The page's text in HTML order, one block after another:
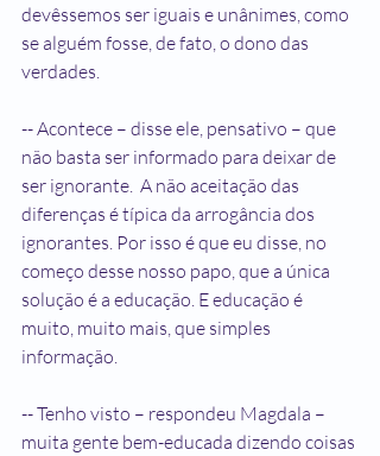
devêssemos ser iguais e unânimes, como
se alguém fosse, de fato, o dono das
verdades.
-- Acontece – disse ele, pensativo – que
não basta ser informado para deixar de
ser ignorante.  A não aceitação das
diferenças é típica da arrogância dos
ignorantes. Por isso é que eu disse, no
começo desse nosso papo, que a única
solução é a educação. E educação é
muito, muito mais, que simples
informação.
-- Tenho visto – respondeu Magdala –
muita gente bem-educada dizendo coisas